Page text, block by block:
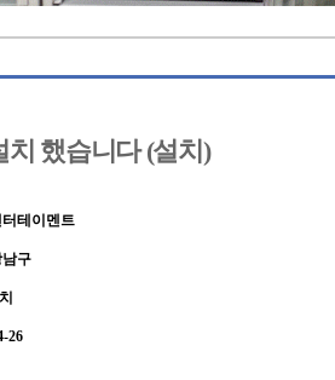
치 했습니다 (설치)
테이멘트
구
26